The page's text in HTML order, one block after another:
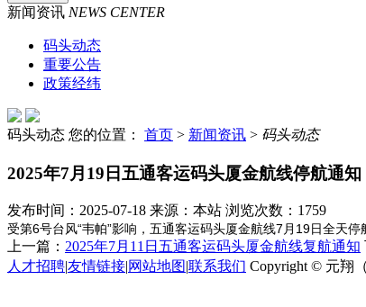
新闻资讯 NEWS CENTER
码头动态
重要公告
政策经纬
码头动态 您的位置： 首页 > 新闻资讯 > 码头动态
2025年7月19日五通客运码头厦金航线停航通知
发布时间：2025-07-18 来源：本站 浏览次数：1759
受第6号台风“韦帕”影响，五通客运码头厦金航线7月19日全天停
上一篇： 2025年7月11日五通客运码头厦金航线复航通知
人才招聘|友情链接|网站地图|联系我们 Copyright © 元翔